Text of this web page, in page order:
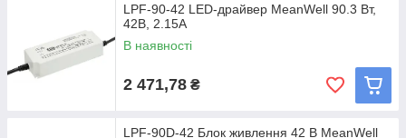
LPF-90-42 LED-драйвер MeanWell 90.3 Вт,
42В, 2.15А
В наявності
2 471,78 ₴
LPF-90D-42 Блок живлення 42 В MeanWell